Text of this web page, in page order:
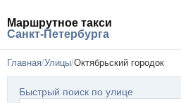
Маршрутное такси
Санкт-Петербурга
Главная Улицы Октябрьский городок
Быстрый поиск по улице